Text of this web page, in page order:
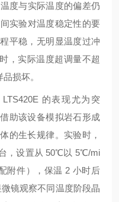
度与实际温度的偏差仍
实验对温度稳定性的要
平稳，无明显温度过冲
，实际温度超调量不超
损坏。
的表现尤为突
助该设备模拟岩石形成
的生长规律。实验时，
，设置从 50℃以 5℃/mi
附件），保温 2 小时后
镜观察不同温度阶段晶